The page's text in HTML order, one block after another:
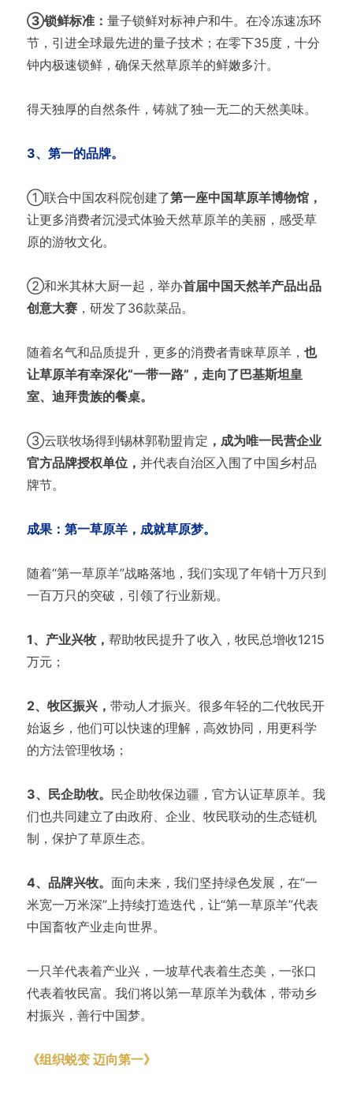
③锁鲜标准： 量子锁鲜对标神户和牛。在冷冻速冻环
节，引进全球最先进的量子技术；在零下35度，十分
钟内极速锁鲜，确保天然草原羊的鲜嫩多汁。
得天独厚的自然条件，铸就了独一无二的天然美味。
3、第一的品牌。
①联合中国农科院创建了第一座中国草原羊博物馆，
让更多消费者沉浸式体验天然草原羊的美丽，感受草
原的游牧文化。
②和米其林大厨一起，举办首届中国天然羊产品出品
创意大赛，研发了36款菜品。
随着名气和品质提升，更多的消费者青睐草原羊， 也
让草原羊有幸深化“一带一路”，走向了巴基斯坦皇
室、迪拜贵族的餐桌。
③云联牧场得到锡林郭勒盟肯定 ，成为唯一民营企业
官方品牌授权单位， 并代表自治区入围了中国乡村品
牌节。
成果：第一草原羊，成就草原梦。
随着“第一草原羊”战略落地，我们实现了年销十万只到
一百万只的突破，引领了行业新规。
1、产业兴牧， 帮助牧民提升了收入，牧民总增收1215
万元；
2、牧区振兴， 带动人才振兴。很多年轻的二代牧民开
始返乡，他们可以快速的理解，高效协同，用更科学
的方法管理牧场；
3、民企助牧。 民企助牧保边疆，官方认证草原羊。我
们也共同建立了由政府、企业、牧民联动的生态链机
制，保护了草原生态。
4、品牌兴牧。 面向未来，我们坚持绿色发展，在“一
米宽一万米深”上持续打造迭代，让“第一草原羊”代表
中国畜牧产业走向世界。
一只羊代表着产业兴，一坡草代表着生态美，一张口
代表着牧民富。我们将以第一草原羊为载体，带动乡
村振兴，善行中国梦。
《组织蜕变 迈向第一》